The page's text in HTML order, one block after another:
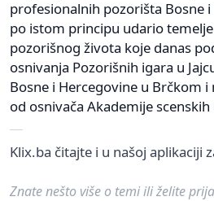
profesionalnih pozorišta Bosne
po istom principu udario
pozorišnog života koje danas
osnivanja Pozorišnih igara u
Bosne i Hercegovine u Brčkom
od osnivača Akademije
Klix.ba čitajte i u našoj aplikaciji
Znate nešto više o temi ili želite